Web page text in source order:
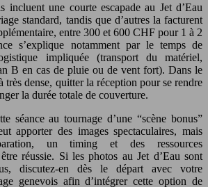
incluent une courte escapade au Jet d’Eau
standard, tandis que d’autres la facturent
entre 300 et 600 CHF pour 1 à 2
s’explique notamment par le temps de
impliquée (transport du matériel,
B en cas de pluie ou de vent fort). Dans le
très dense, quitter la réception pour se rendre
la durée totale de couverture.
séance au tournage d’une “scène bonus”
apporter des images spectaculaires, mais
un timing et des ressources
réussie. Si les photos au Jet d’Eau sont
discutez-en dès le départ avec votre
genevois afin d’intégrer cette option de